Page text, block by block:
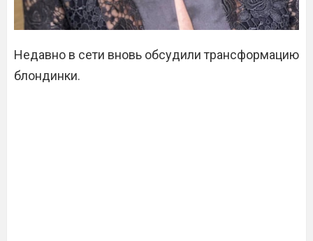
Недавно в сети вновь обсудили трансформацию
блондинки.